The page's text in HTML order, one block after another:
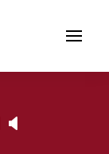
Menü
🔈